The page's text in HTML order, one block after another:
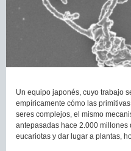
Un equipo japonés, cuyo trabajo
empíricamente cómo las
seres complejos, el mismo
antepasadas hace 2.000 millones
eucariotas y dar lugar a plantas,